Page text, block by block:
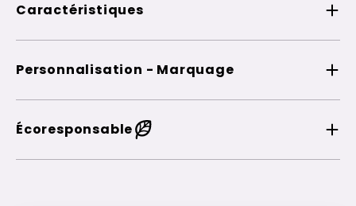
Caractéristiques
Personnalisation - Marquage
Écoresponsable